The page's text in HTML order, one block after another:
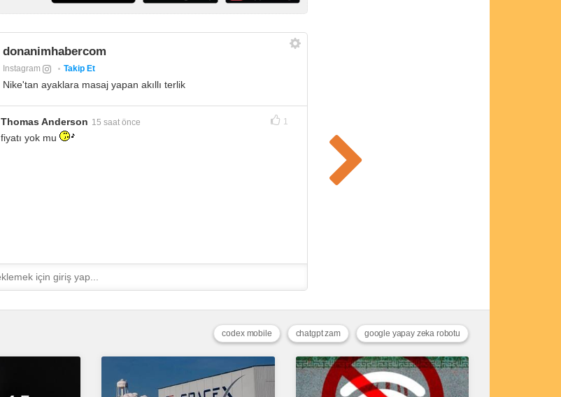
donanimhabercom
Instagram Takip Et
Nike'tan ayaklara masaj yapan akıllı terlik
Thomas Anderson 15 saat önce 1
fiyatı yok mu
google yapay zeka robotu
chatgpt zam
codex mobile